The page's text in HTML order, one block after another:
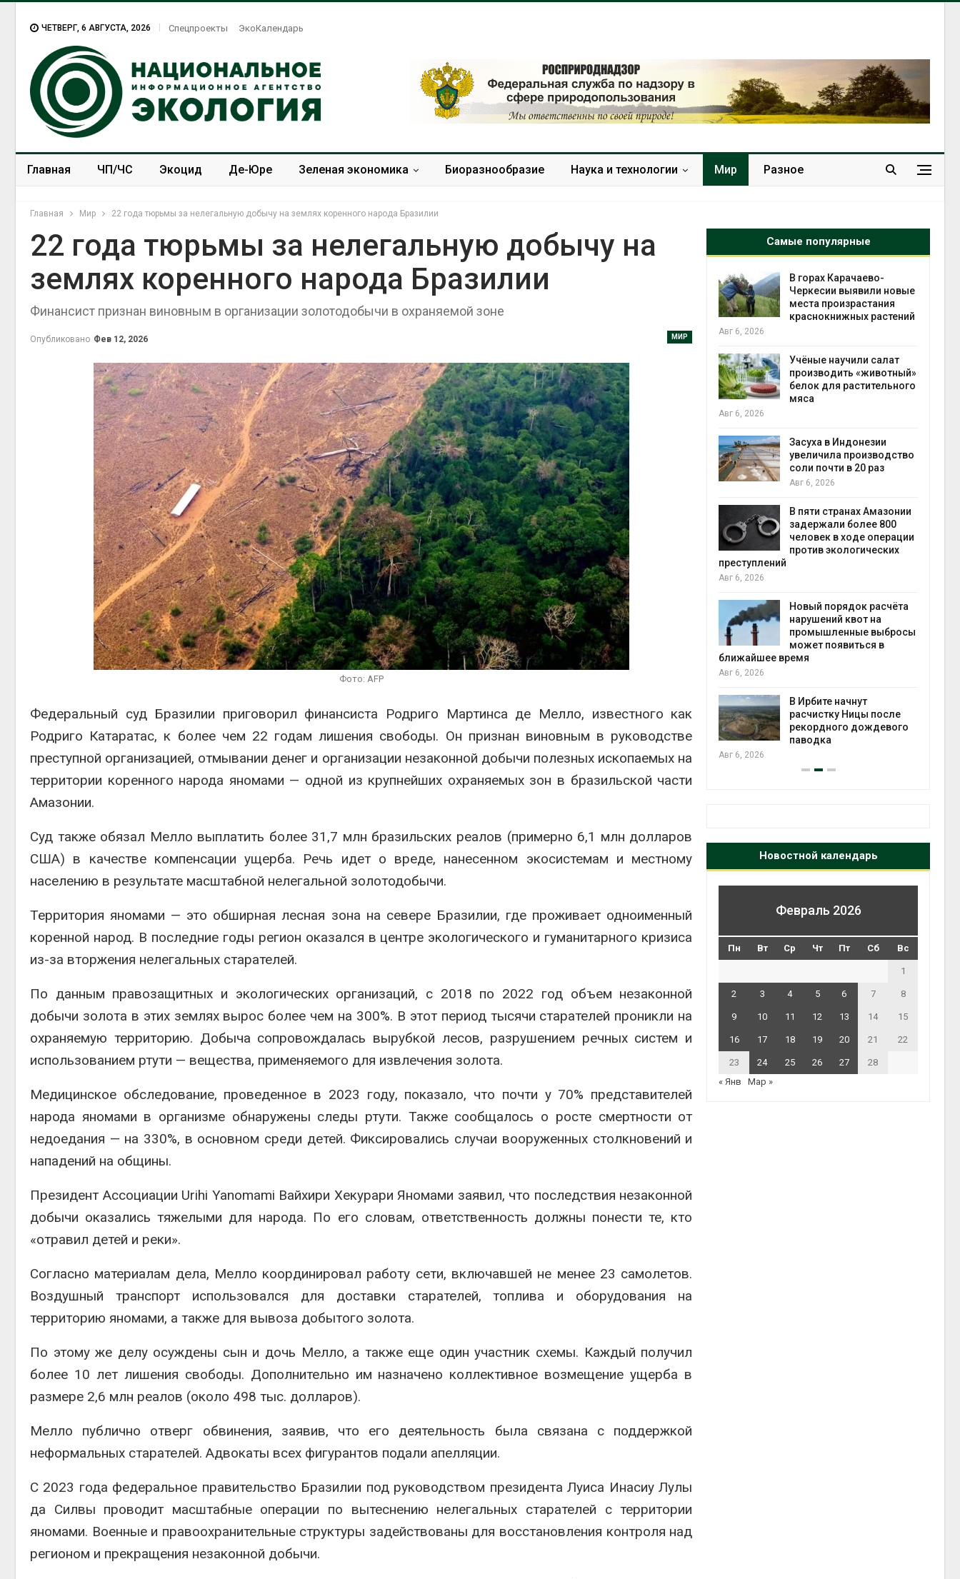
ЧЕТВЕРГ, 6 АВГУСТА, 2026 Спецпроекты ЭкоКалендарь
Главная ЧП/ЧС Экоцид Де-Юре Зеленая экономика Биоразнообразие Наука и технологии Мир Разное
Главная Мир 22 года тюрьмы за нелегальную добычу на землях коренного народа Бразилии
22 года тюрьмы за нелегальную добычу на
землях коренного народа Бразилии
Финансист признан виновным в организации золотодобычи в охраняемой зоне
МИР
Опубликовано Фев 12, 2026
Фото: AFP
Федеральный суд Бразилии приговорил финансиста Родриго Мартинса де Мелло, известного как
Родриго Катаратас, к более чем 22 годам лишения свободы. Он признан виновным в руководстве
преступной организацией, отмывании денег и организации незаконной добычи полезных ископаемых на
территории коренного народа яномами — одной из крупнейших охраняемых зон в бразильской части
Амазонии.
Суд также обязал Мелло выплатить более 31,7 млн бразильских реалов (примерно 6,1 млн долларов
США) в качестве компенсации ущерба. Речь идет о вреде, нанесенном экосистемам и местному
населению в результате масштабной нелегальной золотодобычи.
Территория яномами — это обширная лесная зона на севере Бразилии, где проживает одноименный
коренной народ. В последние годы регион оказался в центре экологического и гуманитарного кризиса
из-за вторжения нелегальных старателей.
По данным правозащитных и экологических организаций, с 2018 по 2022 год объем незаконной
добычи золота в этих землях вырос более чем на 300%. В этот период тысячи старателей проникли на
охраняемую территорию. Добыча сопровождалась вырубкой лесов, разрушением речных систем и
использованием ртути — вещества, применяемого для извлечения золота.
Медицинское обследование, проведенное в 2023 году, показало, что почти у 70% представителей
народа яномами в организме обнаружены следы ртути. Также сообщалось о росте смертности от
недоедания — на 330%, в основном среди детей. Фиксировались случаи вооруженных столкновений и
нападений на общины.
Президент Ассоциации Urihi Yanomami Вайхири Хекурари Яномами заявил, что последствия незаконной
добычи оказались тяжелыми для народа. По его словам, ответственность должны понести те, кто
«отравил детей и реки».
Согласно материалам дела, Мелло координировал работу сети, включавшей не менее 23 самолетов.
Воздушный транспорт использовался для доставки старателей, топлива и оборудования на
территорию яномами, а также для вывоза добытого золота.
По этому же делу осуждены сын и дочь Мелло, а также еще один участник схемы. Каждый получил
более 10 лет лишения свободы. Дополнительно им назначено коллективное возмещение ущерба в
размере 2,6 млн реалов (около 498 тыс. долларов).
Мелло публично отверг обвинения, заявив, что его деятельность была связана с поддержкой
неформальных старателей. Адвокаты всех фигурантов подали апелляции.
С 2023 года федеральное правительство Бразилии под руководством президента Луиса Инасиу Лулы
да Силвы проводит масштабные операции по вытеснению нелегальных старателей с территории
яномами. Военные и правоохранительные структуры задействованы для восстановления контроля над
регионом и прекращения незаконной добычи.
Самые популярные
В Домодедове
ликвидируют
химикатов после пожара
Авг 6, 2026
Изменение климата
меняет ареалы бабочек
по всему миру
Авг 6, 2026
В Австралии снизят
стоимость установки
солнечных панелей для
бизнеса
Авг 6, 2026
Москвариум отметит 11-
летие трёхдневным
фестивалем
Авг 5, 2026
В Кении противников
строительства АЭС
проверяют по статье о
терроризме
Авг 5, 2026
израильской тюрьмы
Панамский канал вновь
ограничивает загрузку
пресной воды
Шэньси из-за паводков
эвакуировали более 140
тыс. человек
Авг 6, 2026
МЕГА и ВкусВилл
установили
экообменники для сбора
вторсырья
Авг 6, 2026
Учёные предложили
получать питьевую воду
из воздуха с помощью
ветра
Авг 6, 2026
Приложение «Экопульс»
для контроля мусорных
площадок запустят в
сентябре
Авг 6, 2026
биомассы из-за засух,
Авг 6, 2026
В горах Карачаево-
Черкесии выявили новые
места произрастания
краснокнижных растений
Учёные научили салат
производить «животный»
белок для растительного
Авг 6, 2026
Засуха в Индонезии
увеличила производство
соли почти в 20 раз
задержали более 800
человек в ходе операции
против экологических
преступлений
Авг 6, 2026
Новый порядок расчёта
промышленные выбросы
может появиться в
ближайшее время
Авг 6, 2026
расчистку Ницы после
рекордного дождевого
паводка
Авг 6, 2026
В Домодедове
ликвидируют
последствия разлива
химикатов после
Изменение климата
меняет ареалы
В Австралии снизят
стоимость установки
солнечных панелей
Москвариум отметит
летие трёхдневным
фестивалем
строительства АЭС
проверяют по статье
терроризме
Авг 5, 2026
крокодилов для
израильской тюрьмы
Авг 5, 2026
Новостной календарь
Февраль 2026
Пн Вт Ср Чт Пт Сб Вс
1
2 3 4 5 6 7 8
9 10 11 12 13 14 15
16 17 18 19 20 21 22
23 24 25 26 27
28
« Янв
Мар »